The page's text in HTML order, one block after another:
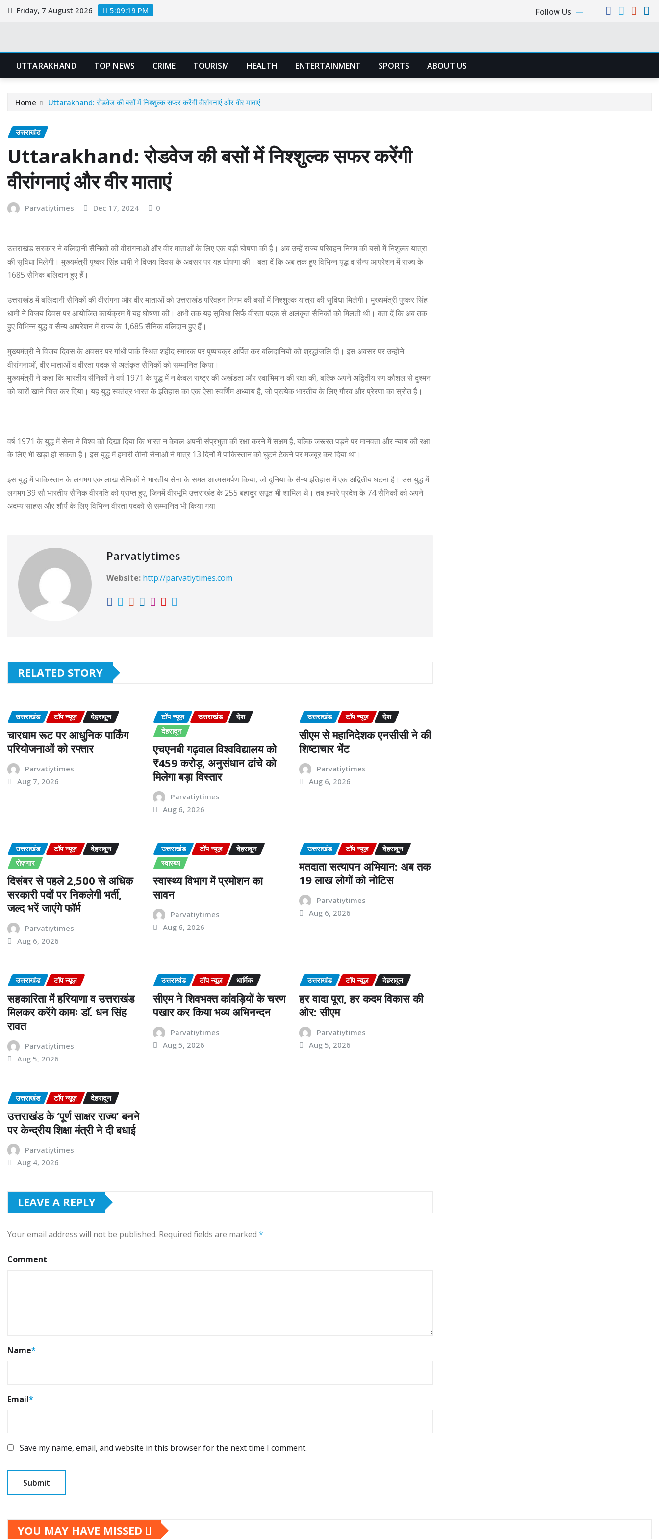
Skip
to
Friday, 7 August 2026 5:09:20 PM Follow Us
UTTARAKHAND TOP NEWS CRIME TOURISM HEALTH ENTERTAINMENT SPORTS ABOUT US
Home Uttarakhand: रोडवेज की बसों में निश्शुल्क सफर करेंगी वीरांगनाएं और वीर माताएं
उत्तराखंड
Uttarakhand: रोडवेज की बसों में निश्शुल्क सफर करेंगी
वीरांगनाएं और वीर माताएं
Parvatiytimes Dec 17, 2024 0
उत्तराखंड सरकार ने बलिदानी सैनिकों की वीरांगनाओं और वीर माताओं के लिए एक बड़ी घोषणा की है। अब उन्हें राज्य परिवहन निगम की बसों में निशुल्क यात्रा
की सुविधा मिलेगी। मुख्यमंत्री पुष्कर सिंह धामी ने विजय दिवस के अवसर पर यह घोषणा की। बता दें कि अब तक हुए विभिन्न युद्ध व सैन्य आपरेशन में राज्य के
1685 सैनिक बलिदान हुए हैं।
उत्तराखंड में बलिदानी सैनिकों की वीरांगना और वीर माताओं को उत्तराखंड परिवहन निगम की बसों में निश्शुल्क यात्रा की सुविधा मिलेगी। मुख्यमंत्री पुष्कर सिंह
धामी ने विजय दिवस पर आयोजित कार्यक्रम में यह घोषणा की। अभी तक यह सुविधा सिर्फ वीरता पदक से अलंकृत सैनिकों को मिलती थी। बता दें कि अब तक
हुए विभिन्न युद्ध व सैन्य आपरेशन में राज्य के 1,685 सैनिक बलिदान हुए हैं।
मुख्यमंत्री ने विजय दिवस के अवसर पर गांधी पार्क स्थित शहीद स्मारक पर पुष्पचक्र अर्पित कर बलिदानियों को श्रद्धांजलि दी। इस अवसर पर उन्होंने
वीरांगनाओं, वीर माताओं व वीरता पदक से अलंकृत सैनिकों को सम्मानित किया।
मुख्यमंत्री ने कहा कि भारतीय सैनिकों ने वर्ष 1971 के युद्ध में न केवल राष्ट्र की अखंडता और स्वाभिमान की रक्षा की, बल्कि अपने अद्वितीय रण कौशल से दुश्मन
को चारों खाने चित्त कर दिया। यह युद्ध स्वतंत्र भारत के इतिहास का एक ऐसा स्वर्णिम अध्याय है, जो प्रत्येक भारतीय के लिए गौरव और प्रेरणा का स्रोत है।
वर्ष 1971 के युद्ध में सेना ने विश्व को दिखा दिया कि भारत न केवल अपनी संप्रभुता की रक्षा करने में सक्षम है, बल्कि जरूरत पड़ने पर मानवता और न्याय की रक्षा
के लिए भी खड़ा हो सकता है। इस युद्ध में हमारी तीनों सेनाओं ने मात्र 13 दिनों में पाकिस्तान को घुटने टेकने पर मजबूर कर दिया था।
इस युद्ध में पाकिस्तान के लगभग एक लाख सैनिकों ने भारतीय सेना के समक्ष आत्मसमर्पण किया, जो दुनिया के सैन्य इतिहास में एक अद्वितीय घटना है। उस युद्ध में
लगभग 39 सौ भारतीय सैनिक वीरगति को प्राप्त हुए, जिनमें वीरभूमि उत्तराखंड के 255 बहादुर सपूत भी शामिल थे। तब हमारे प्रदेश के 74 सैनिकों को अपने
अदम्य साहस और शौर्य के लिए विभिन्न वीरता पदकों से सम्मानित भी किया गया
Parvatiytimes
Website: http://parvatiytimes.com
RELATED STORY
उत्तराखंड टॉप न्यूज़ देहरादून
चारधाम रूट पर आधुनिक पार्किंग
परियोजनाओं को रफ्तार
Parvatiytimes
Aug 7, 2026
टॉप न्यूज़ उत्तराखंड
देश
देहरादून
एचएनबी गढ़वाल विश्वविद्यालय को
₹459 करोड़, अनुसंधान ढांचे को
मिलेगा बड़ा विस्तार
Parvatiytimes
Aug 6, 2026
उत्तराखंड टॉप न्यूज़ देश
सीएम से महानिदेशक एनसीसी ने की
शिष्टाचार भेंट
Parvatiytimes
Aug 6, 2026
उत्तराखंड टॉप न्यूज़
देहरादून
रोज़गार
दिसंबर से पहले 2,500 से अधिक
सरकारी पदों पर निकलेगी भर्ती,
जल्द भरें जाएंगे फॉर्म
Parvatiytimes
Aug 6, 2026
उत्तराखंड टॉप न्यूज़
देहरादून
स्वास्थ्य
स्वास्थ्य विभाग में प्रमोशन का
सावन
Parvatiytimes
Aug 6, 2026
उत्तराखंड टॉप न्यूज़ देहरादून
मतदाता सत्यापन अभियान: अब तक
19 लाख लोगों को नोटिस
Parvatiytimes
Aug 6, 2026
उत्तराखंड टॉप न्यूज़
सहकारिता में हरियाणा व उत्तराखंड
मिलकर करेंगे कामः डाॅ. धन सिंह
रावत
Parvatiytimes
Aug 5, 2026
उत्तराखंड टॉप न्यूज़ धार्मिक
सीएम ने शिवभक्त कांवड़ियों के चरण
पखार कर किया भव्य अभिनन्दन
Parvatiytimes
Aug 5, 2026
उत्तराखंड टॉप न्यूज़ देहरादून
हर वादा पूरा, हर कदम विकास की
ओर: सीएम
Parvatiytimes
Aug 5, 2026
उत्तराखंड टॉप न्यूज़ देहरादून
उत्तराखंड के ‘पूर्ण साक्षर राज्य’ बनने
पर केन्द्रीय शिक्षा मंत्री ने दी बधाई
Parvatiytimes
Aug 4, 2026
LEAVE A REPLY
Your email address will not be published. Required fields are marked *
Comment
Name*
Email*
Save my name, email, and website in this browser for the next time I comment.
YOU MAY HAVE MISSED